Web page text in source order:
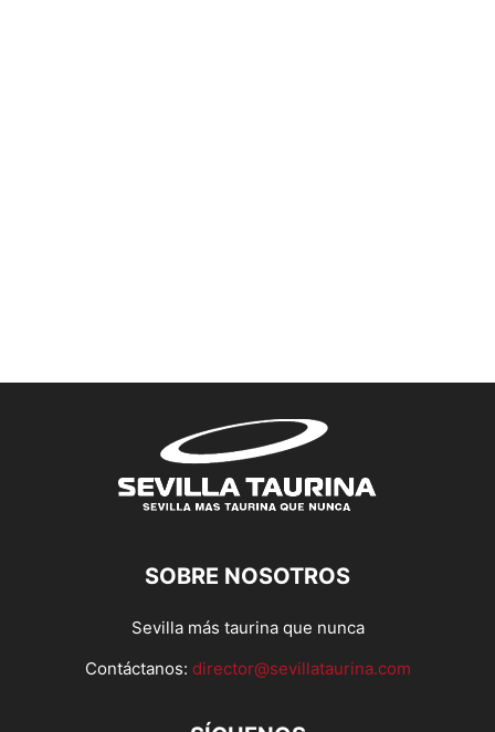
SOBRE NOSOTROS
Sevilla más taurina que nunca
Contáctanos: director@sevillataurina.com